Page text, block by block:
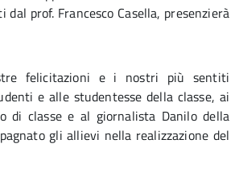
dal prof. Francesco Casella, presenzierà
felicitazioni e i nostri più sentiti
e alle studentesse della classe, ai
di classe e al giornalista Danilo della
gli allievi nella realizzazione del